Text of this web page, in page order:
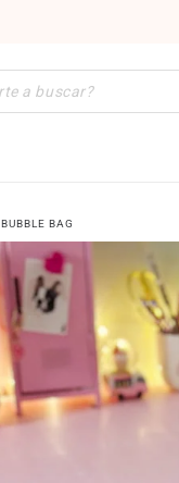
BUBBLE BAG